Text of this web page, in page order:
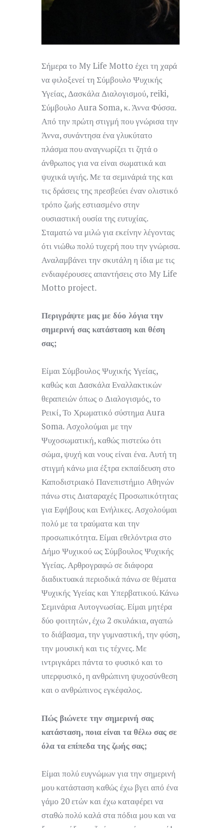
Σήμερα το My Life Motto έχει τη χαρά
να φιλοξενεί τη Σύμβουλο Ψυχικής
Υγείας, Δασκάλα Διαλογισμού, reiki,
Σύμβουλο Aura Soma, κ. Άννα Φύσσα.
Από την πρώτη στιγμή που γνώρισα την
Άννα, συνάντησα ένα γλυκύτατο
πλάσμα που αναγνωρίζει τι ζητά ο
άνθρωπος για να είναι σωματικά και
ψυχικά υγιής. Με τα σεμινάριά της και
τις δράσεις της πρεσβεύει έναν ολιστικό
τρόπο ζωής εστιασμένο στην
ουσιαστική ουσία της ευτυχίας.
Σταματώ να μιλώ για εκείνην λέγοντας
ότι νιώθω πολύ τυχερή που την γνώρισα.
Αναλαμβάνει την σκυτάλη η ίδια με τις
ενδιαφέρουσες απαντήσεις στο My Life
Motto project.
Περιγράψτε μας με δύο λόγια την
σημερινή σας κατάσταση και θέση
σας;
Είμαι Σύμβουλος Ψυχικής Υγείας,
καθώς και Δασκάλα Εναλλακτικών
θεραπειών όπως ο Διαλογισμός, το
Ρεικί, Το Χρωματικό σύστημα Aura
Soma. Ασχολούμαι με την
Ψυχοσωματική, καθώς πιστεύω ότι
σώμα, ψυχή και νους είναι ένα. Αυτή τη
στιγμή κάνω μια έξτρα εκπαίδευση στο
Καποδιστριακό Πανεπιστήμιο Αθηνών
πάνω στις Διαταραχές Προσωπικότητας
για Εφήβους και Ενήλικες. Ασχολούμαι
πολύ με τα τραύματα και την
προσωπικότητα. Είμαι εθελόντρια στο
Δήμο Ψυχικού ως Σύμβουλος Ψυχικής
Υγείας. Αρθρογραφώ σε διάφορα
διαδικτυακά περιοδικά πάνω σε θέματα
Ψυχικής Υγείας και Υπερβατικού. Κάνω
Σεμινάρια Αυτογνωσίας. Είμαι μητέρα
δύο φοιτητών, έχω 2 σκυλάκια, αγαπώ
το διάβασμα, την γυμναστική, την φύση,
την μουσική και τις τέχνες. Με
ιντριγκάρει πάντα το φυσικό και το
υπερφυσικό, η ανθρώπινη ψυχοσύνθεση
και ο ανθρώπινος εγκέφαλος.
Πώς βιώνετε την σημερινή σας
κατάσταση, ποια είναι τα θέλω σας σε
όλα τα επίπεδα της ζωής σας;
Είμαι πολύ ευγνώμων για την σημερινή
μου κατάσταση καθώς έχω βγει από ένα
γάμο 20 ετών και έχω καταφέρει να
σταθώ πολύ καλά στα πόδια μου και να